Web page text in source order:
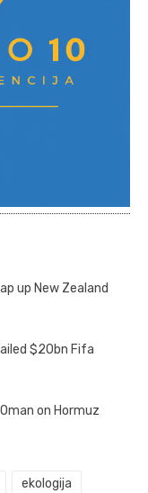
up New Zealand
$20bn Fifa
on Hormuz
ekologija